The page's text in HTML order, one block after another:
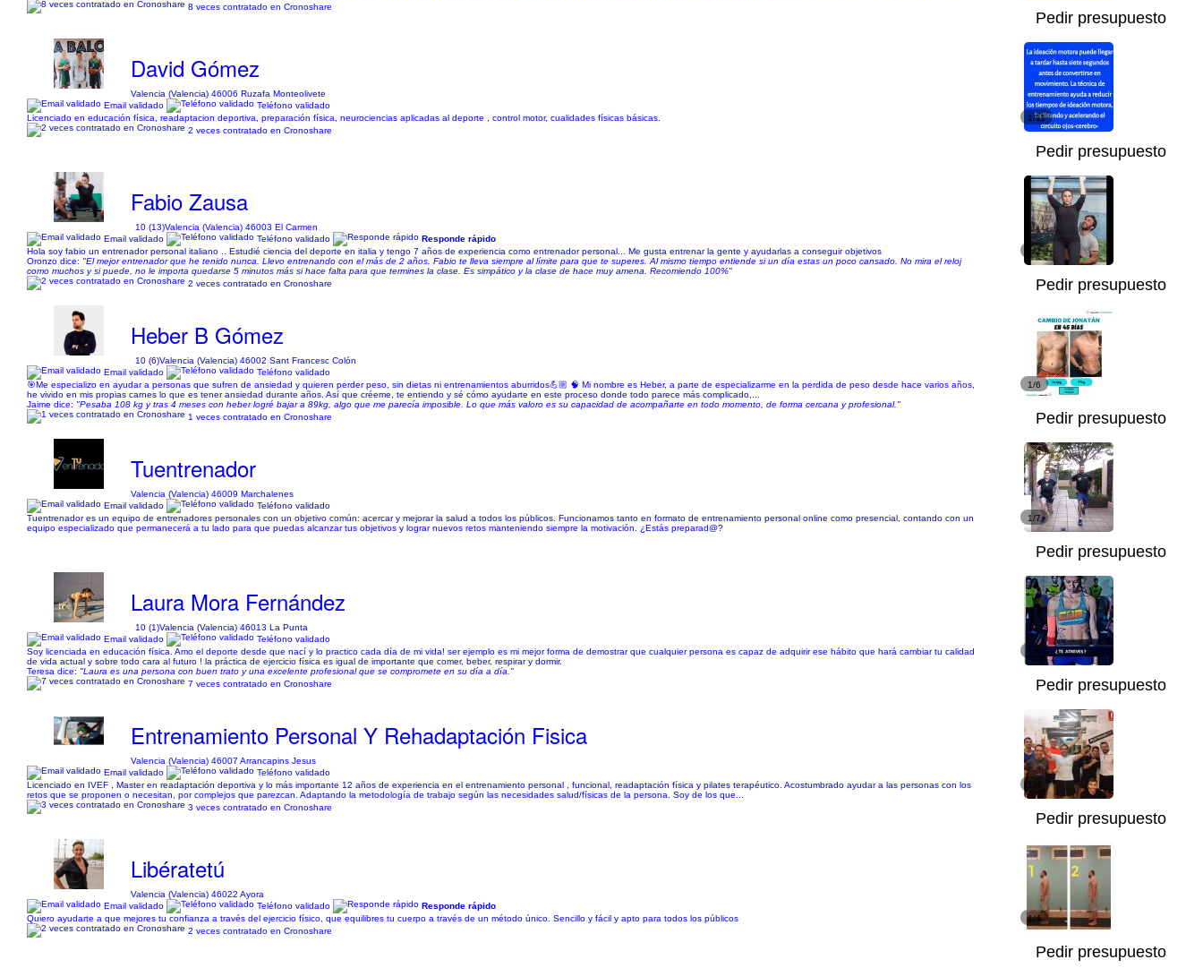
8 veces contratado en Cronoshare
Pedir presupuesto
David Gómez
Valencia (Valencia) 46006 Ruzafa Monteolivete
Email validado
Teléfono validado
Licenciado en educación física, readaptacion deportiva, preparación física, neurociencias aplicadas al deporte , control motor, cualidades físicas básicas.
2 veces contratado en Cronoshare
1/11
Pedir presupuesto
Fabio Zausa
10 (13)Valencia (Valencia) 46003 El Carmen
Email validado
Teléfono validado
Responde rápido
Hola soy fabio un entrenador personal italiano .. Estudié ciencia del deporte en italia y tengo 7 años de experiencia como entrenador personal... Me gusta entrenar la gente y ayudarlas a conseguir objetivos
Oronzo dice: "El mejor entrenador que he tenido nunca. Llevo entrenando con el más de 2 años. Fabio te lleva siempre al límite para que te superes. Al mismo tiempo entiende si un día estas un poco cansado. No mira el reloj
como muchos y si puede, no le importa quedarse 5 minutos más si hace falta para que termines la clase. Es simpático y la clase de hace muy amena. Recomiendo 100%"
2 veces contratado en Cronoshare
1/2
Pedir presupuesto
Heber B Gómez
10 (6)Valencia (Valencia) 46002 Sant Francesc Colón
Email validado
Teléfono validado
🎯Me especializo en ayudar a personas que sufren de ansiedad y quieren perder peso, sin dietas ni entrenamientos aburridos💪🏼 🧠 Mi nombre es Heber, a parte de especializarme en la perdida de peso desde hace varios años,
he vivido en mis propias carnes lo que es tener ansiedad durante años. Así que créeme, te entiendo y sé cómo ayudarte en este proceso donde todo parece más complicado,...
Jaime dice: "Pesaba 108 kg y tras 4 meses con heber logré bajar a 89kg, algo que me parecía imposible. Lo que más valoro es su capacidad de acompañarte en todo momento, de forma cercana y profesional."
1 veces contratado en Cronoshare
1/6
Pedir presupuesto
Tuentrenador
Valencia (Valencia) 46009 Marchalenes
Email validado
Teléfono validado
Tuentrenador es un equipo de entrenadores personales con un objetivo común: acercar y mejorar la salud a todos los públicos. Funcionamos tanto en formato de entrenamiento personal online como presencial, contando con un
equipo especializado que permanecerá a tu lado para que puedas alcanzar tus objetivos y lograr nuevos retos manteniendo siempre la motivación. ¿Estás preparad@?
1/7
Pedir presupuesto
Laura Mora Fernández
10 (1)Valencia (Valencia) 46013 La Punta
Email validado
Teléfono validado
Soy licenciada en educación física. Amo el deporte desde que nací y lo practico cada día de mi vida! ser ejemplo es mi mejor forma de demostrar que cualquier persona es capaz de adquirir ese hábito que hará cambiar tu calidad
de vida actual y sobre todo cara al futuro ! la práctica de ejercicio física es igual de importante que comer, beber, respirar y dormir.
Teresa dice: "Laura es una persona con buen trato y una excelente profesional que se compromete en su día a día."
7 veces contratado en Cronoshare
1/6
Pedir presupuesto
Entrenamiento Personal Y Rehadaptación Fisica
Valencia (Valencia) 46007 Arrancapins Jesus
Email validado
Teléfono validado
Licenciado en IVEF , Master en readaptación deportiva y lo más importante 12 años de experiencia en el entrenamiento personal , funcional, readaptación física y pilates terapéutico. Acostumbrado ayudar a las personas con los
retos que se proponen o necesitan, por complejos que parezcan. Adaptando la metodología de trabajo según las necesidades salud/físicas de la persona. Soy de los que...
3 veces contratado en Cronoshare
1/4
Pedir presupuesto
Libératetú
Valencia (Valencia) 46022 Ayora
Email validado
Teléfono validado
Responde rápido
Quiero ayudarte a que mejores tu confianza a través del ejercicio físico, que equilibres tu cuerpo a través de un método único. Sencillo y fácil y apto para todos los públicos
2 veces contratado en Cronoshare
1/4
Pedir presupuesto